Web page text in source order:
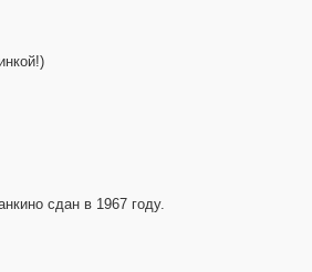
сдан в 1967 году.